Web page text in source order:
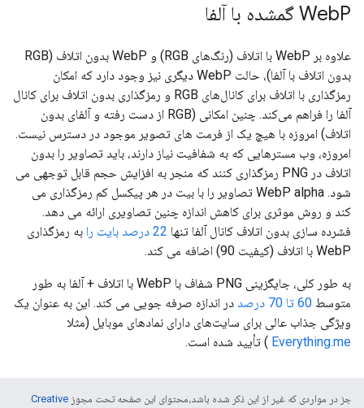
WebP گمشده با آلفا
علاوه بر WebP با اتلاف (رنگ‌های RGB) و WebP بدون اتلاف (RGB
بدون اتلاف با آلفا)، حالت WebP دیگری نیز وجود دارد که امکان
رمزگذاری با اتلاف برای کانال‌های RGB و رمزگذاری بدون اتلاف برای کانال
آلفا را فراهم می‌کند. چنین امکانی (RGB از دست رفته و آلفای بدون
اتلاف) امروزه با هیچ یک از فرمت های تصویر موجود در دسترس نیست.
امروزه، وب مسترهایی که به شفافیت نیاز دارند، باید تصاویر را بدون
اتلاف در PNG رمزگذاری کنند که منجر به افزایش حجم قابل توجهی می
شود. WebP alpha تصاویر را با بیت در هر پیکسل کم رمزگذاری می
کند و روش موثری برای کاهش اندازه چنین تصاویری ارائه می دهد.
فشرده سازی بدون اتلاف کانال آلفا تنها 22 درصد بایت را
به رمزگذاری
WebP با اتلاف (کیفیت 90) اضافه می کند.
به طور کلی، جایگزینی PNG شفاف با WebP با اتلاف + آلفا به طور
متوسط ​​60 تا 70 درصد
در اندازه صرفه جویی می کند. این به عنوان یک
ویژگی جذاب عالی برای سایت‌های دارای نمادهای موبایل (مثلا
Everything.me ) تأیید شده است.
جز در مواردی که غیر از این ذکر شده باشد،‌محتوای این صفحه تحت مجوز Creative